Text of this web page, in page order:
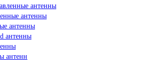
антенны
антенны
антенны
антенны
антенн